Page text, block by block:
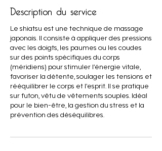
Description du service
Le shiatsu est une technique de massage
japonais. Il consiste à appliquer des pressions
avec les doigts, les paumes ou les coudes
sur des points spécifiques du corps
(méridiens) pour stimuler l’énergie vitale,
favoriser la détente, soulager les tensions et
rééquilibrer le corps et l’esprit. Il se pratique
sur futon, vêtu de vêtements souples. Idéal
pour le bien-être, la gestion du stress et la
prévention des déséquilibres.